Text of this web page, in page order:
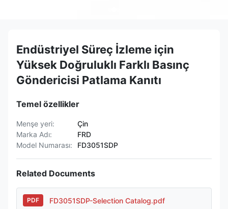
Endüstriyel Süreç İzleme için
Yüksek Doğruluklı Farklı Basınç
Göndericisi Patlama Kanıtı
Temel özellikler
Menşe yeri:
Çin
Marka Adı:
FRD
Model Numarası:
FD3051SDP
Related Documents
PDF FD3051SDP-Selection Catalog.pdf